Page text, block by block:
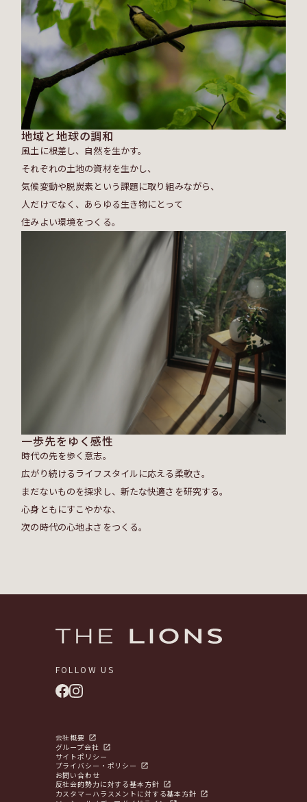
地域と地球の調和
風土に根差し、自然を生かす。
それぞれの土地の資材を生かし、
気候変動や脱炭素という課題に取り組みながら、
人だけでなく、あらゆる生き物にとって
住みよい環境をつくる。
一歩先をゆく感性
時代の先を歩く意志。
広がり続けるライフスタイルに応える柔軟さ。
まだないものを探求し、新たな快適さを研究する。
心身ともにすこやかな、
次の時代の心地よさをつくる。
FOLLOW US
会社概要
グループ会社
サイトポリシー
プライバシー・ポリシー
お問い合わせ
反社会的勢力に対する基本方針
カスタマーハラスメントに対する基本方針